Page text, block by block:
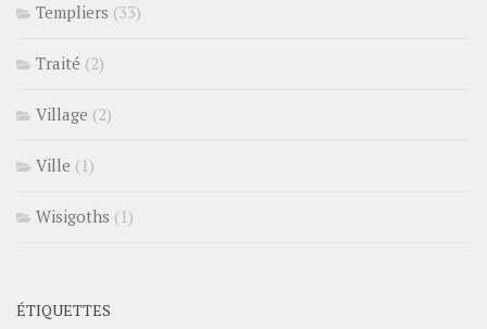
Templiers (33)
Traité (2)
Village (2)
Ville (1)
Wisigoths (1)
ÉTIQUETTES